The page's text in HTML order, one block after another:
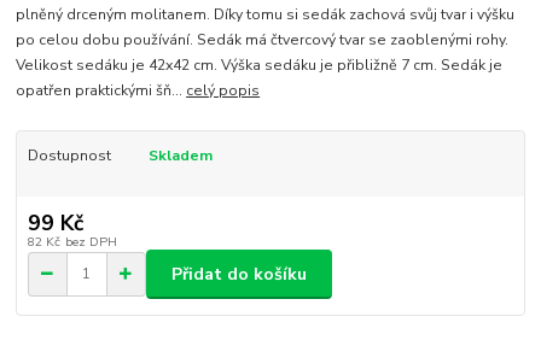
plněný drceným molitanem. Díky tomu si sedák zachová svůj tvar i výšku
po celou dobu používání. Sedák má čtvercový tvar se zaoblenými rohy.
Velikost sedáku je 42x42 cm. Výška sedáku je přibližně 7 cm. Sedák je
opatřen praktickými šň... celý popis
Dostupnost Skladem
99 Kč
82 Kč bez DPH
Přidat do košíku